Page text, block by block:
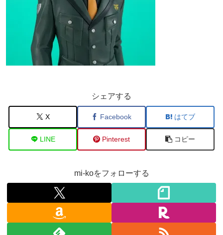
シェアする
X Facebook はてブ
LINE Pinterest コピー
mi-koをフォローする